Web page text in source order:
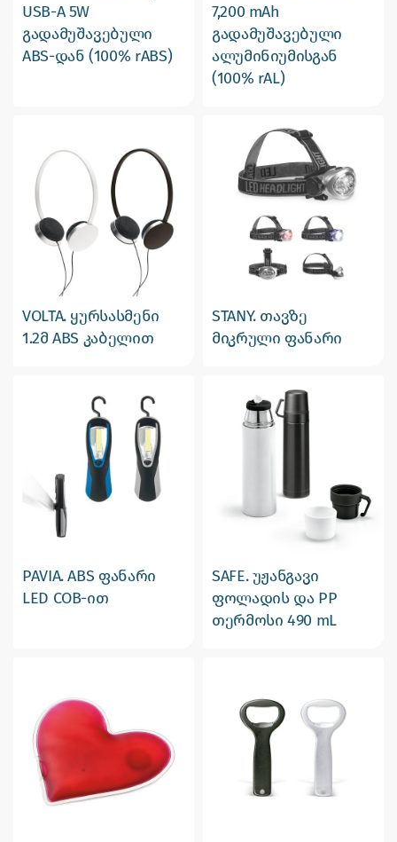
USB-A 5W
გადამუშავებული
ABS-დან (100% rABS)
7,200 mAh
გადამუშავებული
ალუმინიუმისგან
(100% rAL)
VOLTA. ყურსასმენი
1.2მ ABS კაბელით
STANY. თავზე
მიკრული ფანარი
PAVIA. ABS ფანარი
LED COB-ით
SAFE. უჟანგავი
ფოლადის და PP
თერმოსი 490 mL